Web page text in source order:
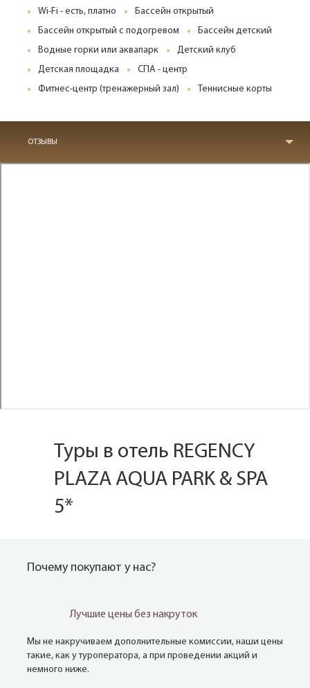
Wi-Fi - есть, платно
Бассейн открытый
Бассейн открытый с подогревом
Бассейн детский
Водные горки или аквапарк
Детский клуб
Детская площадка
СПА - центр
Фитнес-центр (тренажерный зал)
Теннисные корты
ОТЗЫВЫ
Туры в отель REGENCY
PLAZA AQUA PARK & SPA
5*
Почему покупают у нас?
Лучшие цены без накруток
Мы не накручиваем дополнительные комиссии, наши цены
такие, как у туроператора, а при проведении акций и
немного ниже.